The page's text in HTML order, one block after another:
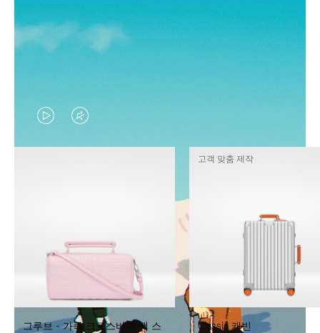
VIDEO
IS
TO
PAUSE
IT
VIDEO
IS
TO
UNMUTE
IT
그루브 - 가죽 크로스바디 백 스
Classic 캐빈
고객 맞춤 제작